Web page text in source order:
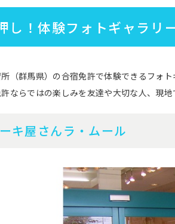
し！体験フォトギャラリ
（群馬県）の合宿免許で体験できるフォト
ならではの楽しみを友達や大切な人、現地
キ屋さんラ・ムール